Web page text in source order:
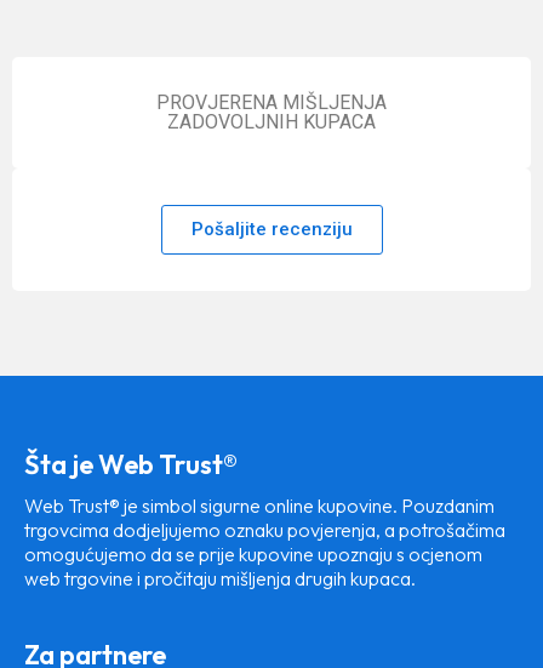
PROVJERENA MIŠLJENJA
ZADOVOLJNIH KUPACA
Pošaljite recenziju
Šta je Web Trust®
Web Trust® je simbol sigurne online kupovine. Pouzdanim
trgovcima dodjeljujemo oznaku povjerenja, a potrošačima
omogućujemo da se prije kupovine upoznaju s ocjenom
web trgovine i pročitaju mišljenja drugih kupaca.
Za partnere